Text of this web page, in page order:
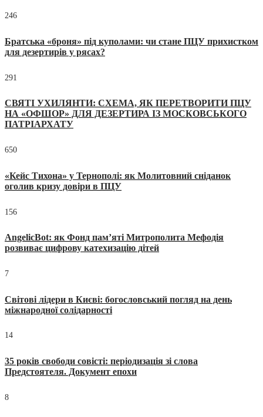
246
Братська «броня» під куполами: чи стане ПЦУ прихистком
для дезертирів у рясах?
291
СВЯТІ УХИЛЯНТИ: СХЕМА, ЯК ПЕРЕТВОРИТИ ПЦУ
НА «ОФШОР» ДЛЯ ДЕЗЕРТИРА ІЗ МОСКОВСЬКОГО
ПАТРІАРХАТУ
650
«Кейс Тихона» у Тернополі: як Молитовний сніданок
оголив кризу довіри в ПЦУ
156
AngelicBot: як Фонд пам’яті Митрополита Мефодія
розвиває цифрову катехизацію дітей
7
Світові лідери в Києві: богословський погляд на день
міжнародної солідарності
14
35 років свободи совісті: періодизація зі слова
Предстоятеля. Документ епохи
8